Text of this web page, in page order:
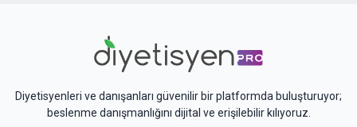
Diyetisyenleri ve danışanları güvenilir bir platformda buluşturuyor;
beslenme danışmanlığını dijital ve erişilebilir kılıyoruz.